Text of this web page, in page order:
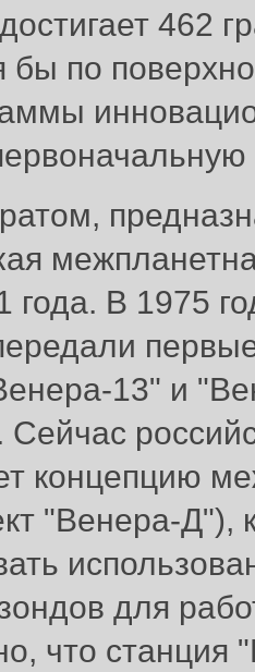
462
по
В 1975
13" и
концепцию
"Венера-Д"),
для
что
и